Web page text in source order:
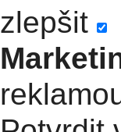
zlepšit